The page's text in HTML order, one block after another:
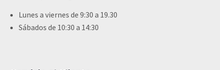
Lunes a viernes de 9:30 a 19.30
Sábados de 10:30 a 14:30